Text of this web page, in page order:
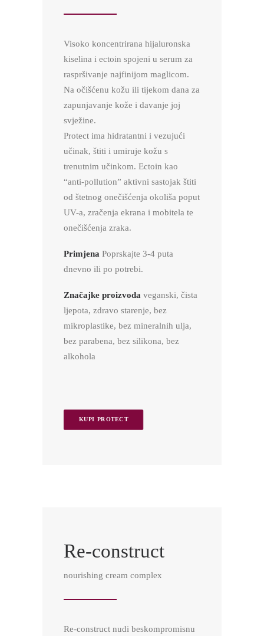
Visoko koncentrirana hijaluronska
kiselina i ectoin spojeni u serum za
raspršivanje najfinijom maglicom.
Na očišćenu kožu ili tijekom dana za
zapunjavanje kože i davanje joj
svježine.
Protect ima hidratantni i vezujući
učinak, štiti i umiruje kožu s
trenutnim učinkom. Ectoin kao
“anti-pollution” aktivni sastojak štiti
od štetnog onečišćenja okoliša poput
UV-a, zračenja ekrana i mobitela te
onečišćenja zraka.
Primjena Poprskajte 3-4 puta
dnevno ili po potrebi.
Značajke proizvoda veganski, čista
ljepota, zdravo starenje, bez
mikroplastike, bez mineralnih ulja,
bez parabena, bez silikona, bez
alkohola
KUPI PROTECT
Re-construct
nourishing cream complex
Re-construct nudi beskompromisnu